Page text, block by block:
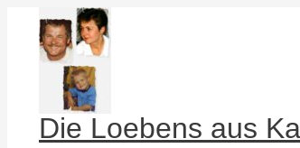
springen
Die Loebens aus